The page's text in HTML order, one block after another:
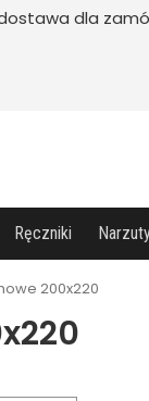
dla
Ręczniki
200x220